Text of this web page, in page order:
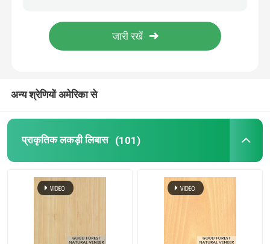
अन्य श्रेणियों अमेरिका से
प्राकृतिक लकड़ी लिबास (101)